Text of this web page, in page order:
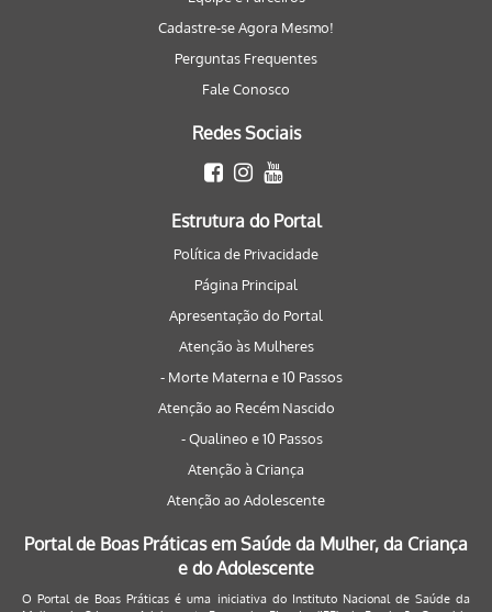
Cadastre-se Agora Mesmo!
Perguntas Frequentes
Fale Conosco
Redes Sociais
Estrutura do Portal
Política de Privacidade
Página Principal
Apresentação do Portal
Atenção às Mulheres
- Morte Materna e 10 Passos
Atenção ao Recém Nascido
- Qualineo e 10 Passos
Atenção à Criança
Atenção ao Adolescente
Portal de Boas Práticas em Saúde da Mulher, da Criança
e do Adolescente
O Portal de Boas Práticas é uma iniciativa do Instituto Nacional de Saúde da